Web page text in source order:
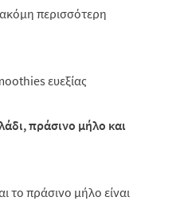
περισσότερη
πράσινο μήλο και
το πράσινο μήλο είναι